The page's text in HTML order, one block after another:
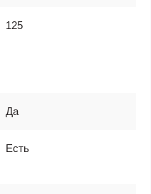
125
Да
Есть